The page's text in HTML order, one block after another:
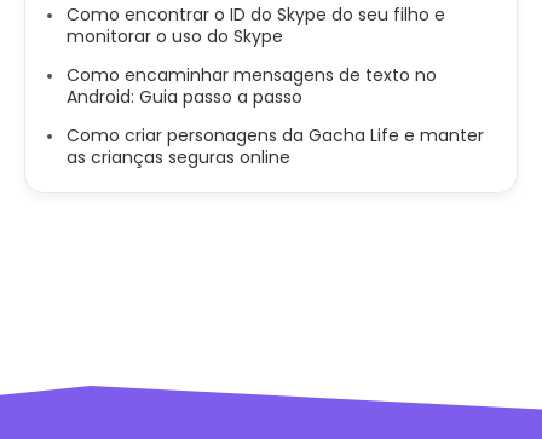
Como encontrar o ID do Skype do seu filho e
monitorar o uso do Skype
Como encaminhar mensagens de texto no
Android: Guia passo a passo
Como criar personagens da Gacha Life e manter
as crianças seguras online